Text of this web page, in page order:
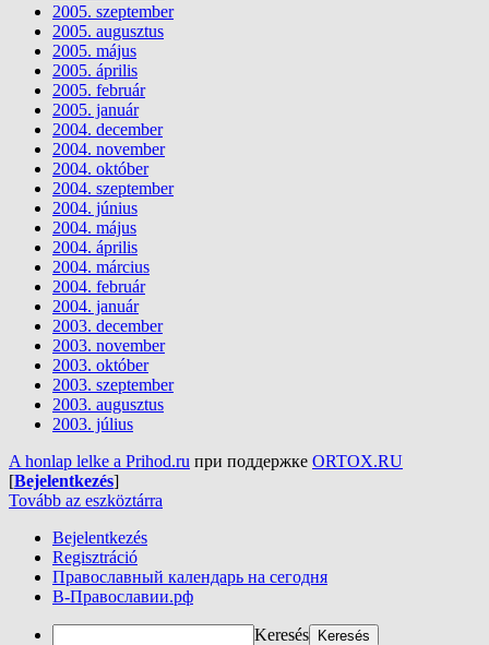
2005. szeptember
2005. augusztus
2005. május
2005. április
2005. február
2005. január
2004. december
2004. november
2004. október
2004. szeptember
2004. június
2004. május
2004. április
2004. március
2004. február
2004. január
2003. december
2003. november
2003. október
2003. szeptember
2003. augusztus
2003. július
A honlap lelke a Prihod.ru при поддержке ORTOX.RU
[Bejelentkezés]
Tovább az eszköztárra
Bejelentkezés
Regisztráció
Православный календарь на сегодня
В-Православии.рф
Keresés